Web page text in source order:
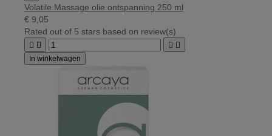
Volatile Massage olie ontspanning 250 ml
€ 9,05
Rated out of 5 stars based on review(s)
   
In winkelwagen